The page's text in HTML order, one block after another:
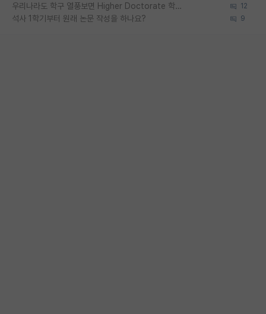
우리나라도 학구 열풍보면 Higher Doctorate 학위가 필요하다고 봅니다. 12
석사 1학기부터 원래 논문 작성을 하나요? 9